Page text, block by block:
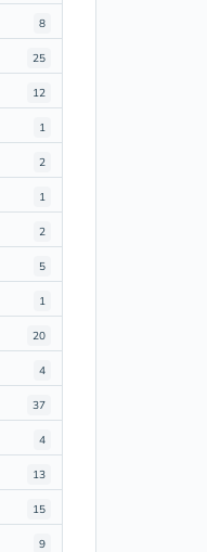
8
25
12
1
2
1
2
5
1
20
4
37
4
13
15
9